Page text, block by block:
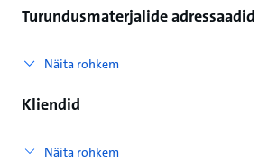
Turundusmaterjalide adressaadid
Näita rohkem
Kliendid
Näita rohkem